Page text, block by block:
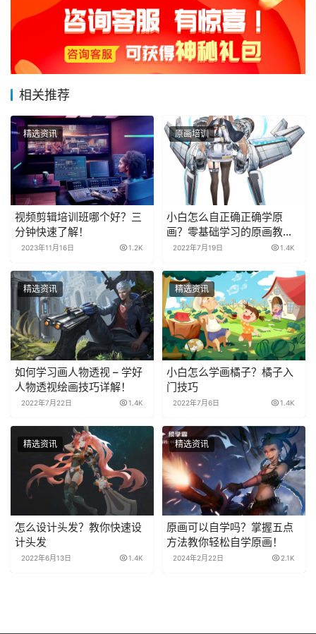
相关推荐
精选资讯
视频剪辑培训班哪个好？三
分钟快速了解！
2023年11月16日 1.2K
原画培训
小白怎么自正确正确学原
画？零基础学习的原画教程
分享！
2022年7月19日 1.4K
精选资讯
如何学习画人物透视 – 学好
人物透视绘画技巧详解！
2022年7月22日 1.4K
精选资讯
小白怎么学画橘子？橘子入
门技巧
2022年7月6日 1.4K
精选资讯
怎么设计头发？教你快速设
计头发
2022年6月13日 1.4K
精选资讯
原画可以自学吗？掌握五点
方法教你轻松自学原画！
2024年2月22日 2.1K